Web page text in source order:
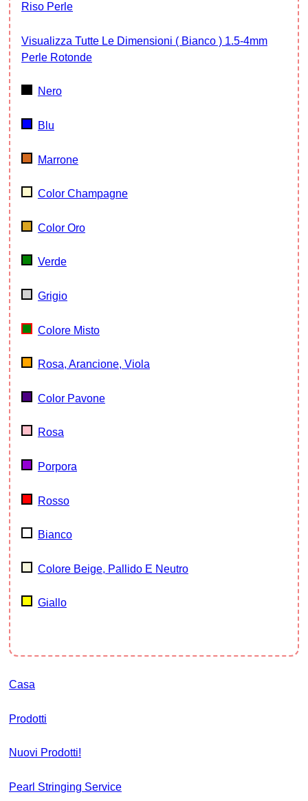
Riso Perle
Visualizza Tutte Le Dimensioni ( Bianco ) 1.5-4mm
Perle Rotonde
Nero
Blu
Marrone
Color Champagne
Color Oro
Verde
Grigio
Colore Misto
Rosa, Arancione, Viola
Color Pavone
Rosa
Porpora
Rosso
Bianco
Colore Beige, Pallido E Neutro
Giallo
Casa
Prodotti
Nuovi Prodotti!
Pearl Stringing Service